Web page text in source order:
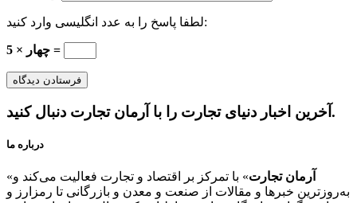
لطفا پاسخ را به عدد انگلیسی وارد کنید:
5 × چهار =
آخرین اخبار دنیای تجارت را با آرمان تجارت دنبال کنید.
درباره ما
« آرمان تجارت» با تمرکز بر اقتصاد و تجارت فعالیت می‌کند و
به‌روزترین خبرها و مقالات از صنعت و معدن و بازرگانی تا رمزارز و